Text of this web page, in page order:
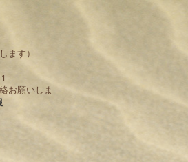
ます）
お願いしま